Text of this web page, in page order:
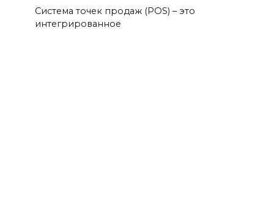
Система точек продаж (POS) – это
интегрированное